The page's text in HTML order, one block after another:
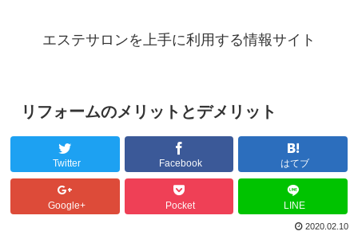
エステサロンを上手に利用する情報サイト
リフォームのメリットとデメリット
Twitter Facebook はてブ
Google+ Pocket LINE
2020.02.10